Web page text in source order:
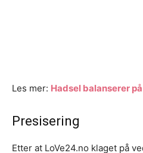
Les mer: Hadsel balanserer
Presisering
Etter at LoVe24.no klaget på